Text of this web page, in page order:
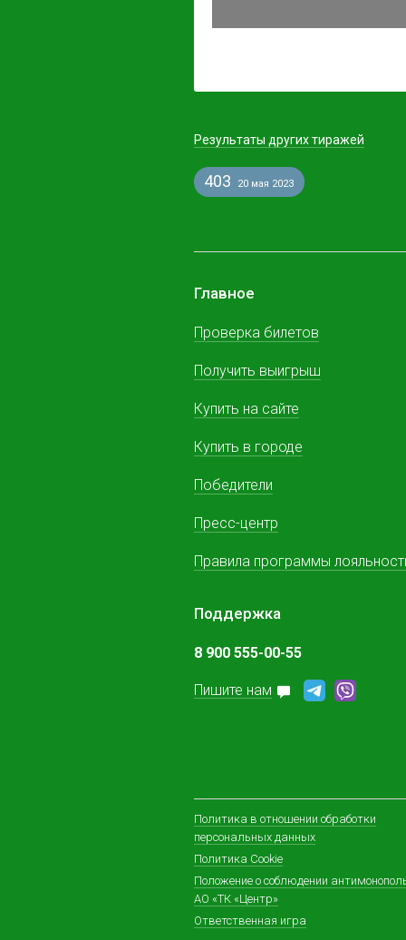
Результаты других тиражей
403 20 мая 2023
Главное
Проверка билетов
Получить выигрыш
Купить на сайте
Купить в городе
Победители
Пресс-центр
Правила программы
Поддержка
8 900 555-00-55
Пишите нам
Политика в отношении обработки
персональных данных
Политика Cookie
Положение о соблюдении
АО «ТК «Центр»
Ответственная игра